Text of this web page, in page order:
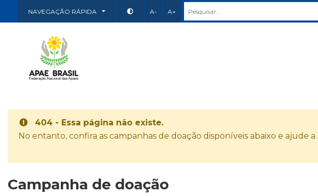
NAVEGAÇÃO RÁPIDA A- A+
404 - Essa página não existe.
No entanto, confira as campanhas de doação disponíveis abaixo e ajude a
Campanha de doação